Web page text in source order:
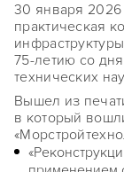
30 января
практическая
75-летию со
технических
Вышел из
в который